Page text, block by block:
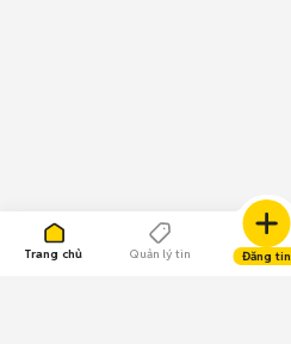
Trang chủ Quản lý tin Đăng tin